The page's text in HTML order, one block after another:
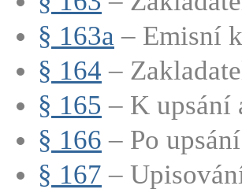
§ 163a – Emisní
§ 164 –
§ 165 – K upsání
§ 166 – Po
§ 167 –